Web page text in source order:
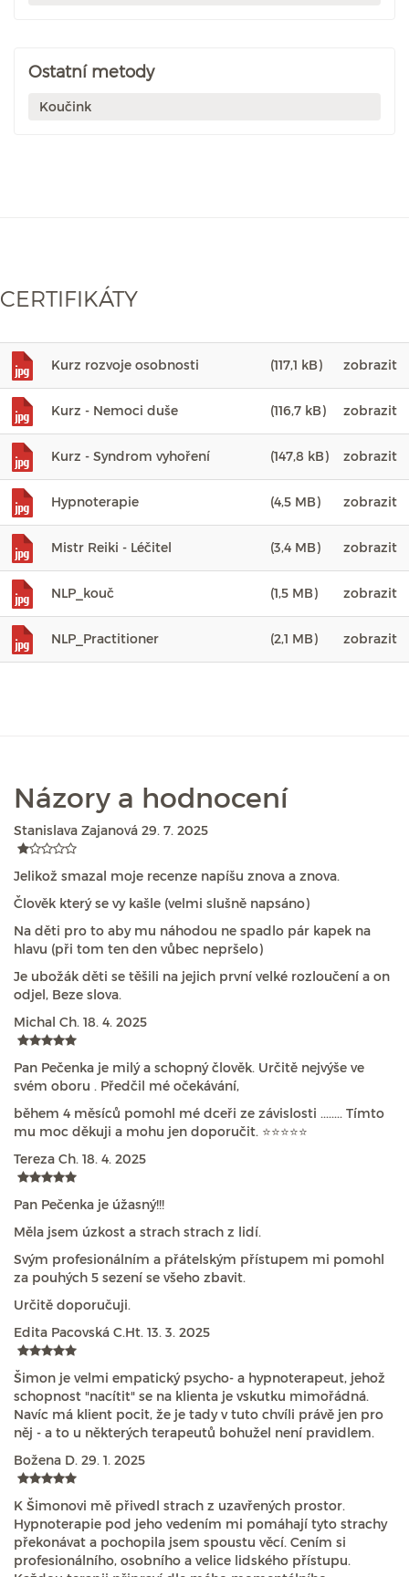
Ostatní metody
Koučink
CERTIFIKÁTY
Kurz rozvoje osobnosti (117,1 kB) zobrazit
Kurz - Nemoci duše (116,7 kB) zobrazit
Kurz - Syndrom vyhoření (147,8 kB) zobrazit
Hypnoterapie (4,5 MB) zobrazit
Mistr Reiki - Léčitel (3,4 MB) zobrazit
NLP_kouč (1,5 MB) zobrazit
NLP_Practitioner (2,1 MB) zobrazit
Názory a hodnocení
Stanislava Zajanová 29. 7. 2025
Jelikož smazal moje recenze napíšu znova a znova.
Člověk který se vy kašle (velmi slušně napsáno)
Na děti pro to aby mu náhodou ne spadlo pár kapek na
hlavu (při tom ten den vůbec nepršelo)
Je ubožák děti se těšili na jejich první velké rozloučení a on
odjel, Beze slova.
Michal Ch. 18. 4. 2025
Pan Pečenka je milý a schopný člověk. Určitě nejvýše ve
svém oboru . Předčil mé očekávání,
během 4 měsíců pomohl mé dceři ze závislosti ........ Tímto
mu moc děkuji a mohu jen doporučit. ⭐⭐⭐⭐⭐
Tereza Ch. 18. 4. 2025
Pan Pečenka je úžasný!!!
Měla jsem úzkost a strach strach z lidí.
Svým profesionálním a přátelským přístupem mi pomohl
za pouhých 5 sezení se všeho zbavit.
Určitě doporučuji.
Edita Pacovská C.Ht. 13. 3. 2025
Šimon je velmi empatický psycho- a hypnoterapeut, jehož
schopnost "nacítit" se na klienta je vskutku mimořádná.
Navíc má klient pocit, že je tady v tuto chvíli právě jen pro
něj - a to u některých terapeutů bohužel není pravidlem.
Božena D. 29. 1. 2025
K Šimonovi mě přivedl strach z uzavřených prostor.
Hypnoterapie pod jeho vedením mi pomáhají tyto strachy
překonávat a pochopila jsem spoustu věcí. Cením si
profesionálního, osobního a velice lidského přístupu.